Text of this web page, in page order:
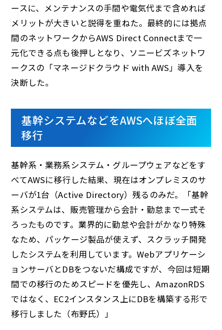
ースに、メンテナンスの手間や電気代まで含めれば
メリットが大きいと説得を重ねた。最終的には拠点
間のネットワークからAWS Direct Connectまで一
元化できる点も後押しとなり、ソニービズネットワ
ークスの「マネージドクラウド with AWS」導入を
決断した。
基幹システムなどをAWSへほぼ全面
移行
基幹系・業務系システム・グループウェアなどをす
べてAWSに移行した結果、現在はオンプレミスのサ
ーバが1台（Active Directory）残るのみだ。「基幹
系システムは、販売管理から会計・勤怠まで一式そ
ろったものです。業界的に勤怠や会計がかなり特殊
なため、パッケージ製品が使えず、スクラッチ開発
したシステムを利用しています。Webアプリケーシ
ョンサーバとDBをつないだ構成ですが、今回は短期
間での移行のためスピードを優先し、AmazonRDS
ではなく、EC2インスタンス上にDBを構築する形で
移行しました（布野氏）」